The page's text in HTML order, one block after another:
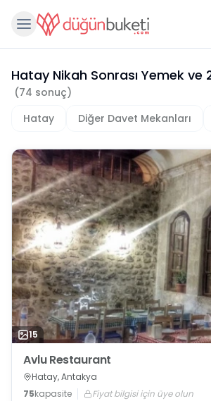
Hatay Nikah Sonrası Yemek ve
(74 sonuç)
Hatay
Diğer Davet Mekanları
15
Avlu Restaurant
Hatay, Antakya
75kapasite Fiyat bilgisi için üye olun